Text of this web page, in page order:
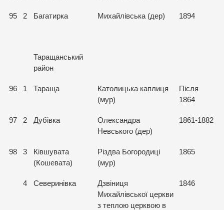
95 2 Багатирка Михайлівська (дер) 1894
Таращанський
район
96 1 Тараща
Католицька каплиця
(мур)
Після
1864
97 2 Дубівка
Олександра
Невського (дер)
1861-1882
98 3
Ківшувата
(Кошевата)
Різдва Богородиці
(мур)
1865
4 Северинівка
Дзвіниця
Михайлівської церкви
з теплою церквою в
1846